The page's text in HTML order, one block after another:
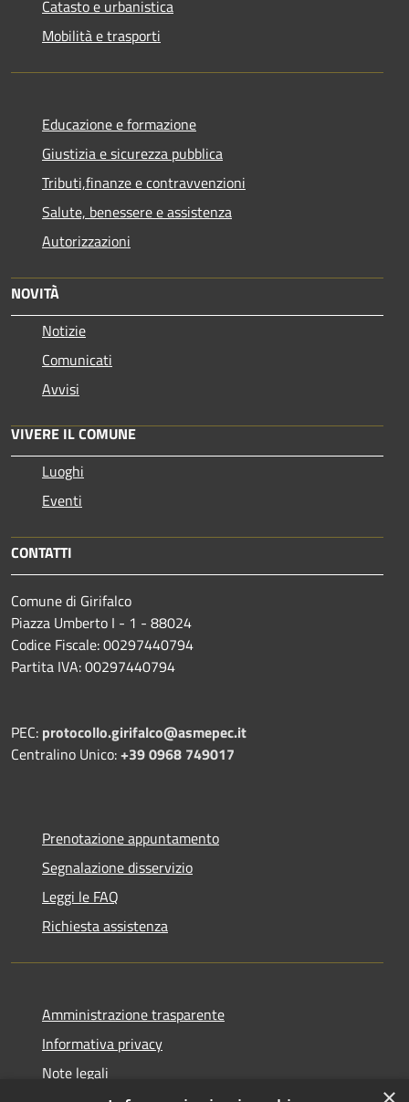
Catasto e urbanistica
Mobilità e trasporti
Educazione e formazione
Giustizia e sicurezza pubblica
Tributi,finanze e contravvenzioni
Salute, benessere e assistenza
Autorizzazioni
NOVITÀ
Notizie
Comunicati
Avvisi
VIVERE IL COMUNE
Luoghi
Eventi
CONTATTI
Comune di Girifalco
Piazza Umberto I - 1 - 88024
Codice Fiscale: 00297440794
Partita IVA: 00297440794
PEC: protocollo.girifalco@asmepec.it
Centralino Unico:+39 0968 749017
Prenotazione appuntamento
Segnalazione disservizio
Leggi le FAQ
Richiesta assistenza
Amministrazione trasparente
Informativa privacy
Note legali